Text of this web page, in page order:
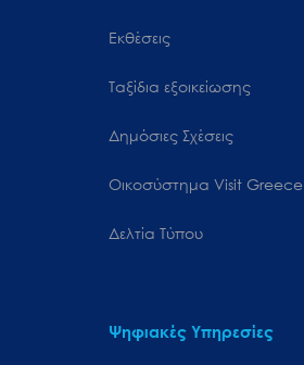
Εκθέσεις
Ταξίδια εξοικείωσης
Δημόσιες Σχέσεις
Oικοσύστημα Visit Greece
Δελτία Τύπου
Ψηφιακές Υπηρεσίες